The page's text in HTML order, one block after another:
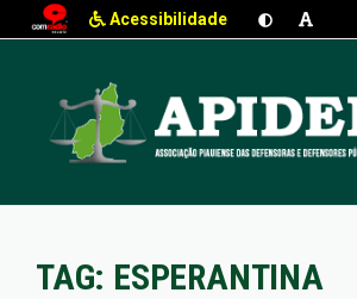
Acessibilidade
TAG: ESPERANTINA